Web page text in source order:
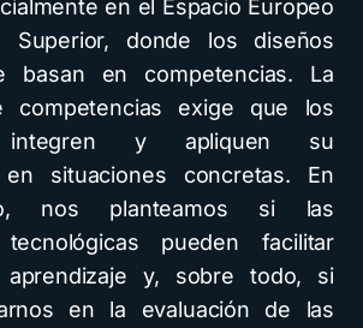
en el Espacio Europeo
Superior, donde los diseños
basan en competencias. La
competencias exige que los
integren y apliquen su
en situaciones concretas. En
nos planteamos si las
tecnológicas pueden facilitar
y, sobre todo, si
en la evaluación de las